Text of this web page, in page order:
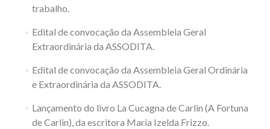
trabalho.
Edital de convocação da Assembleia Geral
Extraordinária da ASSODITA.
Edital de convocação da Assembleia Geral Ordinária
e Extraordinária da ASSODITA.
Lançamento do livro La Cucagna de Carlin (A Fortuna
de Carlin), da escritora Maria Izelda Frizzo.